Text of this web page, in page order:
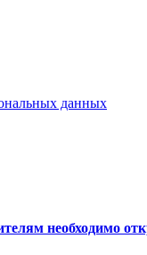
данных
необходимо